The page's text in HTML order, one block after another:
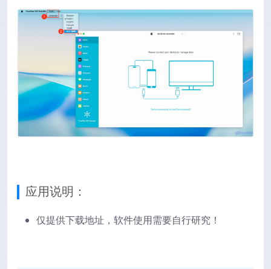
应用说明：
仅提供下载地址，软件使用需要自行研究！